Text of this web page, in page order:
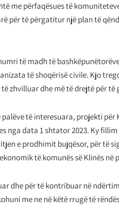
me përfaqësues të
për të përgatitur një plan të
të madh të
të shoqërisë civile. Kjo
zhvilluar dhe më të drejtë për të
të interesuara, projekti për
nga data 1 shtator 2023. Ky
e prodhimit bujqësor, për të
të komunës së Klinës në
dhe për të kontribuar në
me ne në këtë rrugë të